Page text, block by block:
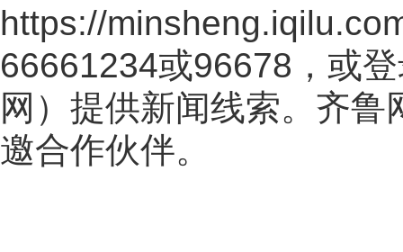
https://
66661234或96678，或
网 ）提供新闻线索。齐鲁
邀合作伙伴。